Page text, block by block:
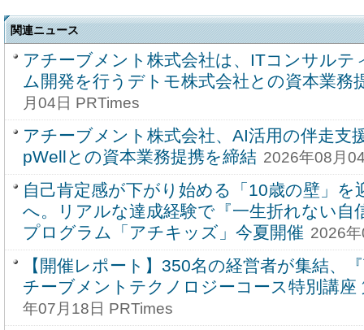
関連ニュース
アチーブメント株式会社は、ITコンサル
ム開発を行うデトモ株式会社との資本業務
月04日 PRTimes
アチーブメント株式会社、AI活用の伴走支
pWellとの資本業務提携を締結 2026年08月
自己肯定感が下がり始める「10歳の壁」を
へ。リアルな達成経験で『一生折れない自
プログラム「アチキッズ」今夏開催 2026
【開催レポート】350名の経営者が集結、
チーブメントテクノロジーコース特別講座
年07月18日 PRTimes